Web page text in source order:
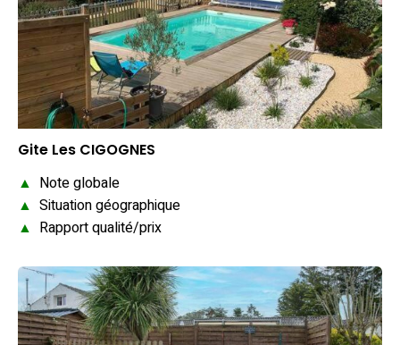
Gite Les CIGOGNES
▲ Note globale
▲ Situation géographique
▲ Rapport qualité/prix